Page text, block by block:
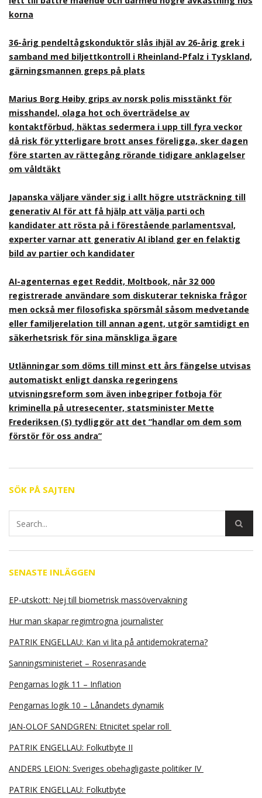
korna
36-årig pendeltågskonduktör slås ihjäl av 26-årig grek i
samband med biljettkontroll i Rheinland-Pfalz i Tyskland,
gärningsmannen greps på plats
Marius Borg Høiby grips av norsk polis misstänkt för
misshandel, olaga hot och överträdelse av
kontaktförbud, häktas sedermera i upp till fyra veckor
då risk för ytterligare brott anses föreligga, sker dagen
före starten av rättegång rörande tidigare anklagelser
om våldtäkt
Japanska väljare vänder sig i allt högre utsträckning till
generativ AI för att få hjälp att välja parti och
kandidater att rösta på i förestående parlamentsval,
experter varnar att generativ AI ibland ger en felaktig
bild av partier och kandidater
AI-agenternas eget Reddit, Moltbook, når 32 000
registrerade användare som diskuterar tekniska frågor
men också mer filosofiska spörsmål såsom medvetande
eller familjerelation till annan agent, utgör samtidigt en
säkerhetsrisk för sina mänskliga ägare
Utlänningar som döms till minst ett års fängelse utvisas
automatiskt enligt danska regeringens
utvisningsreform som även inbegriper fotboja för
kriminella på utresecenter, statsminister Mette
Frederiksen (S) tydliggör att det ”handlar om dem som
förstör för oss andra”
SÖK PÅ SAJTEN
SENASTE INLÄGGEN
EP-utskott: Nej till biometrisk massövervakning
Hur man skapar regimtrogna journalister
PATRIK ENGELLAU: Kan vi lita på antidemokraterna?
Sanningsministeriet – Rosenrasande
Pengarnas logik 11 – Inflation
Pengarnas logik 10 – Lånandets dynamik
JAN-OLOF SANDGREN: Etnicitet spelar roll
PATRIK ENGELLAU: Folkutbyte II
ANDERS LEION: Sveriges obehagligaste politiker IV
PATRIK ENGELLAU: Folkutbyte